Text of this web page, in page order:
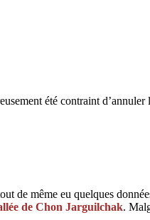
été contraint
de même eu quelques
de Chon Jarguilchak.